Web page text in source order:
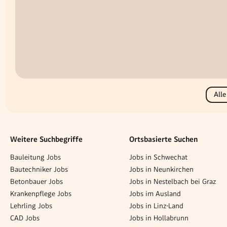
Alle
Weitere Suchbegriffe
Bauleitung Jobs
Bautechniker Jobs
Betonbauer Jobs
Krankenpflege Jobs
Lehrling Jobs
CAD Jobs
Ortsbasierte Suchen
Jobs in Schwechat
Jobs in Neunkirchen
Jobs in Nestelbach bei Graz
Jobs im Ausland
Jobs in Linz-Land
Jobs in Hollabrunn